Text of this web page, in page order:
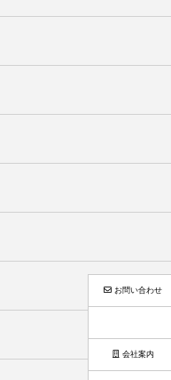
お問い合わせ
会社案内